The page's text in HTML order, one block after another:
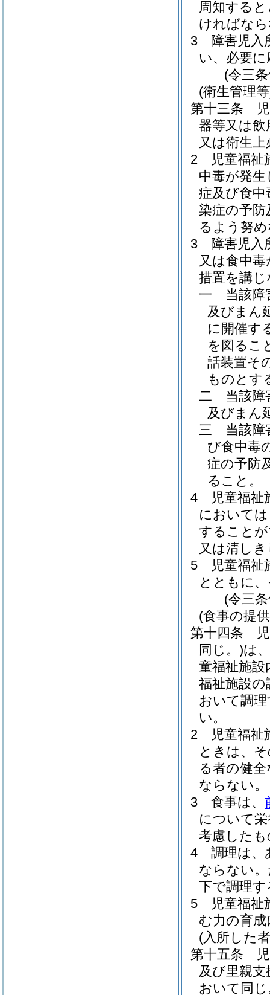
周知する
ければな
3
障害児入
い、必要
(令三
(衛生管理
第十三条
器等又は
又は衛生
2
児童福
中毒が発
症及び食
染症の予
るよう努
3
障害児入
又は食中
措置を講
一
当該
及びまん
に開催す
を図るこ
話装置そ
ものとす
二
当該
及びまん
三
当該
び食中毒
症の予防
ること。
4
児童福祉
において
すること
又は清し
5
児童福
とともに
(令三
(食事の提
第十四条
同じ。)は
童福祉施設
福祉施設
おいて調
い。
2
児童福
ときは、
る者の健
ならない。
3
食事は、
について
考慮した
4
調理は、
ならない。
下で調理
5
児童福
む力の育
(入所した
第十五条
及び里親
おいて同じ